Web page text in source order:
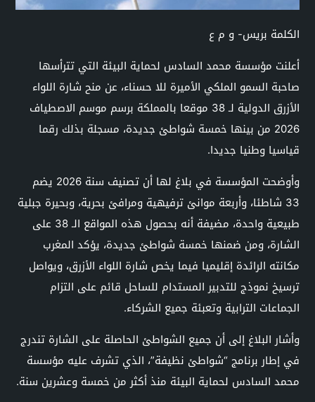
الكلمة بريس- و م ع
أعلنت مؤسسة محمد السادس لحماية البيئة التي تترأسها
صاحبة السمو الملكي الأميرة للا حسناء، عن منح شارة اللواء
الأزرق الدولية لـ 38 موقعا بالمملكة برسم موسم الاصطياف
2026 من بينها خمسة شواطئ جديدة، مسجلة بذلك رقما
قياسيا وطنيا جديدا.
وأوضحت المؤسسة في بلاغ لها أن تصنيف سنة 2026 يضم
33 شاطئا، وأربعة موانئ ترفيهية ومرافئ بحرية، وبحيرة جبلية
طبيعية واحدة، مضيفة أنه بحصول هذه المواقع الـ 38 على
الشارة، ومن ضمنها خمسة شواطئ جديدة، يؤكد المغرب
مكانته الرائدة إقليميا فيما يخص شارة اللواء الأزرق، ويواصل
ترسيخ نموذج للتدبير المستدام للساحل قائم على التزام
الجماعات الترابية وتعبئة جميع الشركاء.
وأشار البلاغ إلى أن جميع الشواطئ الحاصلة على الشارة تندرج
في إطار برنامج “شواطئ نظيفة”، الذي تشرف عليه مؤسسة
محمد السادس لحماية البيئة منذ أكثر من خمسة وعشرين سنة.